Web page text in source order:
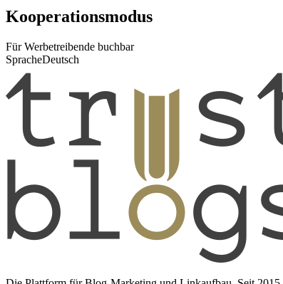
Kooperationsmodus
Für Werbetreibende buchbar
SpracheDeutsch